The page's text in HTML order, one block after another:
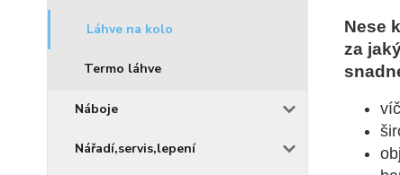
Láhve na kolo
Termo láhve
Náboje
Nářadí,servis,lepení
Nese
za